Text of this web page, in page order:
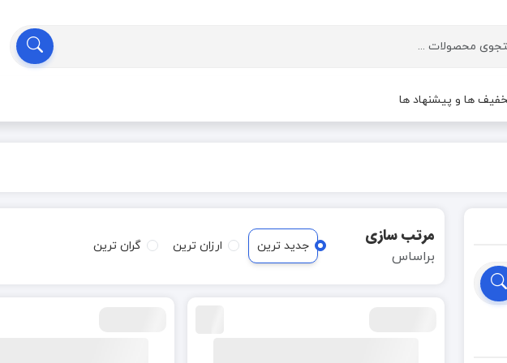
ها و پیشنهاد ها
مرتب سازی
براساس
جدید ترین ارزان ترین گران ترین